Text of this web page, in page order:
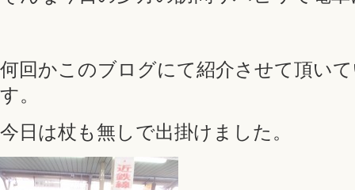
何回かこのブログにて紹介させて頂い
す。
今日は杖も無しで出掛けました。